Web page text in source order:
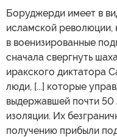
Боруджерди имеет в
исламской революции,
в военизированные
сначала свергнуть
иракского диктатора
люди, [...] которые
выдержавшей почти
изоляции. Их
получению прибыли